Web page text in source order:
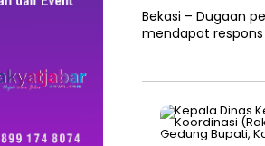
Bekasi – Dugaan
mendapat respons